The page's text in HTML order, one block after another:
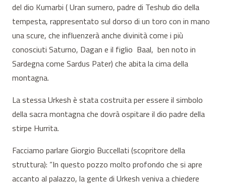
del dio Kumarbi ( Uran sumero, padre di Teshub dio della
tempesta, rappresentato sul dorso di un toro con in mano
una scure, che influenzerà anche divinità come i più
conosciuti Saturno, Dagan e il figlio Baal, ben noto in
Sardegna come Sardus Pater) che abita la cima della
montagna.
La stessa Urkesh è stata costruita per essere il simbolo
della sacra montagna che dovrà ospitare il dio padre della
stirpe Hurrita.
Facciamo parlare Giorgio Buccellati (scopritore della
struttura): “In questo pozzo molto profondo che si apre
accanto al palazzo, la gente di Urkesh veniva a chiedere